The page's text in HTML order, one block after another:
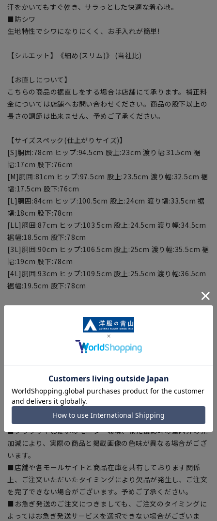
汗をかいてもすぐ乾き、サラっとした快適な着心地。
■防シワ
生地特性でシワになりにくく、お手入れが簡単!
【シルエット】《細め(スリム)》 (当社比)
【お直しについて】
こちらの商品の裾直しをする場合は店舗にて承ります。補正料
金については店舗へお問い合わせください。商品の股下以上の
長さの調節は出来ません、予めご了承ください。
【サイズスペック(仕上がりサイズ)】
[S]胴囲:78cm ヒップ:94.5cm 股上:23cm 渡り幅:31.5cm 裾
幅:17cm 股下:76cm
[M]胴囲:81cm ヒップ:97.5cm 股上:23.5cm 渡り幅:32.5cm 裾
幅:17.5cm 股下:76cm
[L]胴囲:84cm ヒップ:100.5cm 股上:24cm 渡り幅:33.5cm 裾
幅:18cm 股下:78cm
[LL]胴囲:87cm ヒップ:103.5cm 股上:24.5cm 渡り幅:34.5cm
裾幅:18.5cm 股下:78cm
[3L]胴囲:90cm ヒップ:106.5cm 股上:25cm 渡り幅:35.5cm 裾
幅:19cm 股下:78cm
[4L]胴囲:93cm ヒップ:109.5cm 股上:25.5cm 渡り幅:36.5cm
裾幅:19.5cm 股下:78cm
■商品画像はサンプルのため、色味やサイズ等の仕様に変更が
ある場合がございますので、予めご了承ください。
■サイズスペックは仕上がりサイズを記載しております。一
■ゆとり感には個人差があります。サイズ表を確認の上、ご購
入の目安としてご利用ください。
■生地や仕様・デザインにより、着用感や実際のサイズ表に若
干の誤差が生じる場合がございます。予めご了承ください。
■ブラウザやお使いのモニター環境、また撮影時の室内外の光
加減により、実際の商品と掲載画像の色味が異なる場合がござ
います。
■店舗や各モールサイトと商品在庫を共有しております関係
上、ご注文いただいたタイミングにより欠品が発生し、ご注文
を完了できない場合がございます。予めご了承ください。
■お急ぎ発送のご注文につきましても、ご注文のタイミングに
よってはお急ぎ発送サービスを選択できない場合がございま